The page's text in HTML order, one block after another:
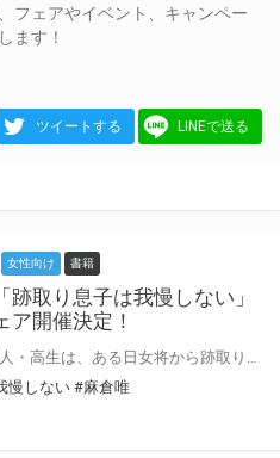
フェアやイベント、キャンペー
ます！
ツイートする LINEで送る
女性向け 書籍
跡取り息子は我慢しない」
ア開催決定！
慢しない#麻倉唯